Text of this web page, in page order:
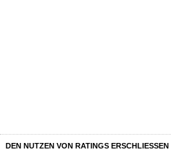
DEN NUTZEN VON RATINGS ERSCHLIESSEN